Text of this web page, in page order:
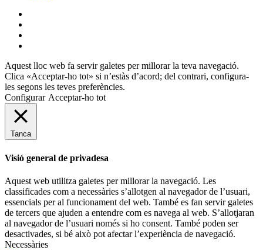
Aquest lloc web fa servir galetes per millorar la teva navegació.
Clica «Acceptar-ho tot» si n’estàs d’acord; del contrari, configura-
les segons les teves preferències.
Configurar Acceptar-ho tot
Tanca
Visió general de privadesa
Aquest web utilitza galetes per millorar la navegació. Les
classificades com a necessàries s’allotgen al navegador de l’usuari,
essencials per al funcionament del web. També es fan servir galetes
de tercers que ajuden a entendre com es navega al web. S’allotjaran
al navegador de l’usuari només si ho consent. També poden ser
desactivades, si bé això pot afectar l’experiència de navegació.
Necessàries